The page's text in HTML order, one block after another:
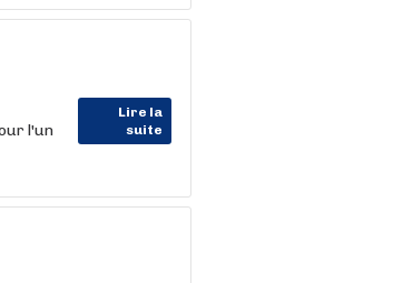
Lire la
suite
l'un